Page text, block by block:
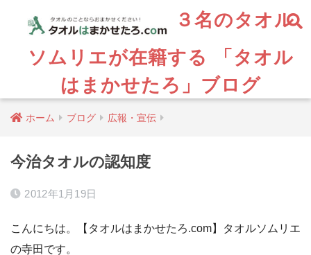
３名のタオル
ソムリエが在籍する 「タオル
はまかせたろ」ブログ
ホーム ブログ 広報・宣伝
今治タオルの認知度
2012年1月19日
こんにちは。【タオルはまかせたろ.com】タオルソムリエ
の寺田です。